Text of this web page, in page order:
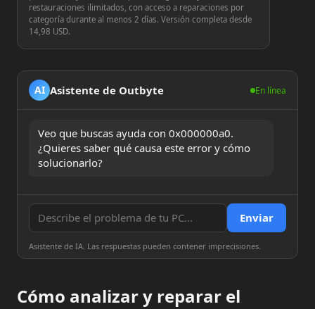
restauraciones ilimitados, con acceso a reparaciones por
categoría durante al menos 2 días. Versión completa desde
14,98 USD.
AI Asistente de Outbyte En línea
Veo que buscas ayuda con 0x000000a0.
¿Quieres saber qué causa este error y cómo
solucionarlo?
Enviar
Asistente de IA. Las respuestas pueden contener imprecisiones.
Cómo analizar y reparar el